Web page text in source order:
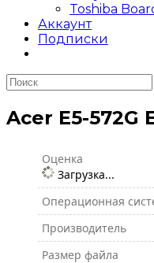
Toshiba
Аккаунт
Подписки
Acer E5-572G
Оценка
Загрузка...
Операционная
Производитель
Размер файла